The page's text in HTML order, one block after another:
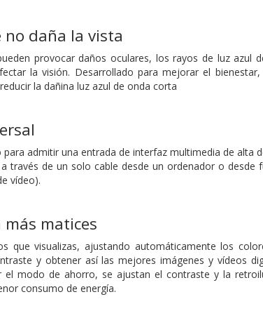
daña la vista
provocar daños oculares, los rayos de luz azul
la visión. Desarrollado para mejorar el
la dañina luz azul de onda corta
admitir una entrada de interfaz multimedia de alta
de un solo cable desde un ordenador o desde
vídeo).
matices
que visualizas, ajustando automáticamente los
y obtener así las mejores imágenes y vídeos
modo de ahorro, se ajustan el contraste y la
consumo de energía.